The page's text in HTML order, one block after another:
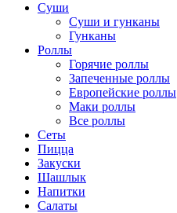
Суши
Суши и гунканы
Гунканы
Роллы
Горячие роллы
Запеченные роллы
Европейские роллы
Маки роллы
Все роллы
Сеты
Пицца
Закуски
Шашлык
Напитки
Салаты